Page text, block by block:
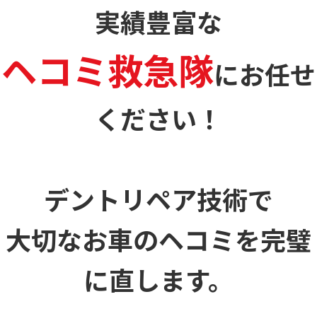
実績豊富な
ヘコミ救急隊にお任せ
ください！
デントリペア技術で
大切なお車のヘコミを完璧
に直します。